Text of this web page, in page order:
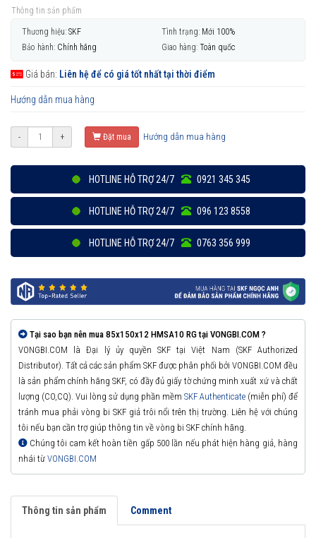
Thông tin sản phẩm
Thương hiệu: SKF Tình trạng: Mới 100%
Bảo hành: Chính hãng Giao hàng: Toàn quốc
Giá bán: Liên hệ để có giá tốt nhất tại thời điểm
Hướng dẫn mua hàng
- + Đặt mua Hướng dẫn mua hàng
HOTLINE HỖ TRỢ 24/7 0921 345 345
HOTLINE HỖ TRỢ 24/7 096 123 8558
HOTLINE HỖ TRỢ 24/7 0763 356 999
Tại sao bạn nên mua 85x150x12 HMSA10 RG tại VONGBI.COM ?
VONGBI.COM là Đại lý ủy quyền SKF tại Việt Nam (SKF Authorized
Distributor). Tất cả các sản phẩm SKF được phân phối bởi VONGBI.COM đều
là sản phẩm chính hãng SKF, có đầy đủ giấy tờ chứng minh xuất xứ và chất
lượng (CO,CQ). Vui lòng sử dụng phần mềm SKF Authenticate (miễn phí) để
tránh mua phải vòng bi SKF giả trôi nổi trên thị trường. Liên hệ với chúng
tôi nếu bạn cần trợ giúp thông tin về vòng bi SKF chính hãng.
Chúng tôi cam kết hoàn tiền gấp 500 lần nếu phát hiện hàng giả, hàng
nhái từ VONGBI.COM
Thông tin sản phẩm Comment